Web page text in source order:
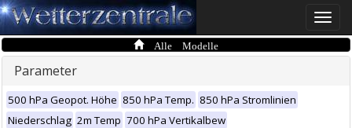
Toggle
Alle Modelle
Parameter
500 hPa Geopot. Höhe 850 hPa Temp. 850 hPa Stromlinien
Niederschlag 2m Temp 700 hPa Vertikalbew